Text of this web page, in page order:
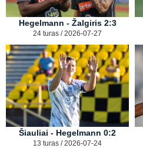
Hegelmann - Žalgiris 2:3
24 turas / 2026-07-27
Šiauliai - Hegelmann 0:2
13 turas / 2026-07-24